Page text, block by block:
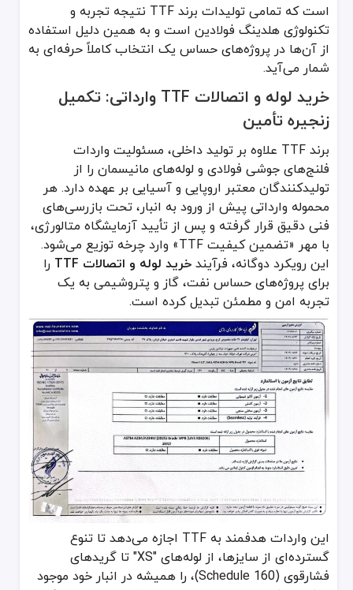
است که تمامی تولیدات برند TTF نتیجه تجربه و
تکنولوژی هلدینگ فولادین است و به همین دلیل استفاده
از آن‌ها در پروژه‌های حساس یک انتخاب کاملاً حرفه‌ای به
شمار می‌آید.
خرید لوله و اتصالات TTF وارداتی: تکمیل
زنجیره تأمین
برند TTF علاوه بر تولید داخلی، مسئولیت واردات
فلنج‌های جوشی فولادی و لوله‌های مانیسمان را از
تولیدکنندگان معتبر اروپایی و آسیایی بر عهده دارد. هر
محموله وارداتی پیش از ورود به انبار، تحت بازرسی‌های
فنی دقیق قرار گرفته و پس از تأیید آزمایشگاه متالورژی،
با مهر «تضمین کیفیت TTF» وارد چرخه توزیع می‌شود.
این رویکرد دوگانه، فرآیندخرید لوله و اتصالات TTF
را
برای پروژه‌های حساس نفت، گاز و پتروشیمی به یک
تجربه امن و مطمئن تبدیل کرده است.
این واردات هدفمند به TTF اجازه می‌دهد تا تنوع
گسترده‌ای از سایزها، از لوله‌های "XS" تا گریدهای
فشارقوی (Schedule 160)، را همیشه در انبار خود موجود